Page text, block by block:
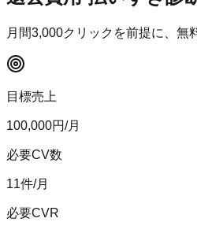
月間3,000クリックを前提に、無
目標売上
100,000円/月
必要CV数
11件/月
必要CVR